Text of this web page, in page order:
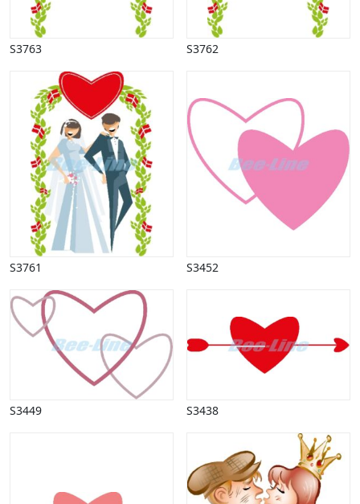
Spots
Stjernetegn, astrologi
Sundhed, sygdom
Trafik, færdsel
Uddannelse
Udsalg og andre begreber
Underholdning, kultur
Vinter
S3763 S3762
S3761 S3452
S3449 S3438